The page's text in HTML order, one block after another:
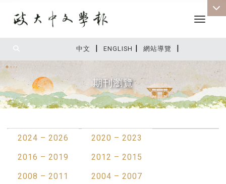
中文 | ENGLISH | 網站導覽 |
Toggle
期刊瀏覽
2024 – 2026
2020 – 2023
2016 – 2019
2012 – 2015
2008 – 2011
2004 – 2007